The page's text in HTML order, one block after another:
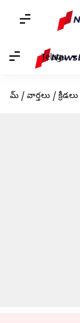
Telugu
హోమ్ / వార్తలు /